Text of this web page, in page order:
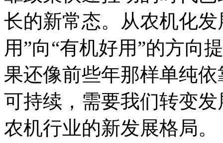
长的新常态。从农机化
用”向“有机好用”的方向
果还像前些年那样单纯
可持续，需要我们转变
农机行业的新发展格局。